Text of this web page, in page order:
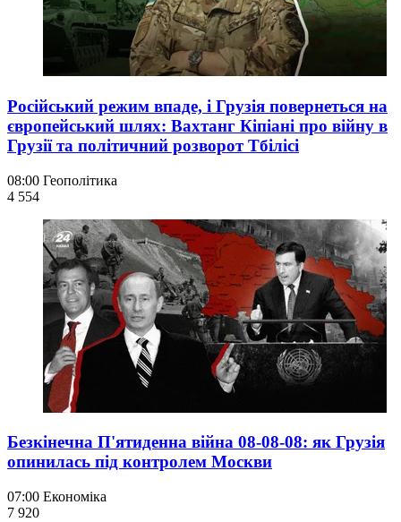
Російський режим впаде, і Грузія повернеться на
європейський шлях: Вахтанг Кіпіані про війну в
Грузії та політичний розворот Тбілісі
08:00 Геополітика
4 554
Безкінечна П'ятиденна війна 08-08-08: як Грузія
опинилась під контролем Москви
07:00 Економіка
7 920